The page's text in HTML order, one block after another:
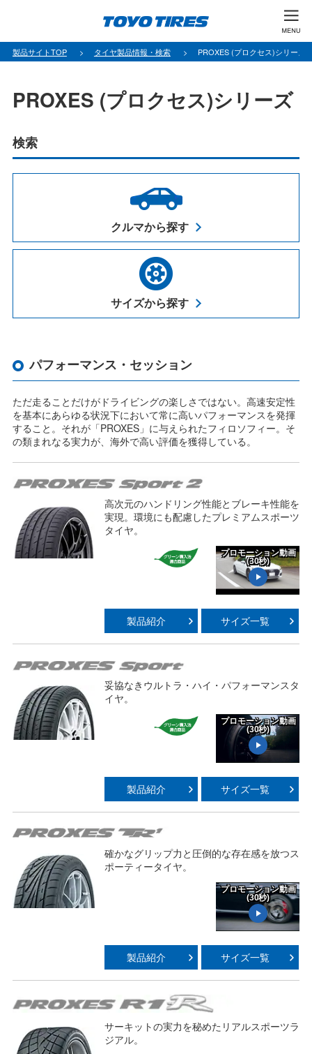
製品サイトTOP タイヤ製品情報・検索 PROXES (プロクセス)シリーズ
PROXES (プロクセス)シリーズ
検索
クルマから探す
サイズから探す
パフォーマンス・セッション
ただ走ることだけがドライビングの楽しさではない。高速安定性
を基本にあらゆる状況下において常に高いパフォーマンスを発揮
すること。それが「PROXES」に与えられたフィロソフィー。そ
の類まれなる実力が、海外で高い評価を獲得している。
高次元のハンドリング性能とブレーキ性能を
実現。環境にも配慮したプレミアムスポーツ
タイヤ。
Play
プロモーション動画
(30秒)
製品紹介 サイズ一覧
妥協なきウルトラ・ハイ・パフォーマンスタ
イヤ。
Play
Video
プロモーション動画
(30秒)
製品紹介 サイズ一覧
確かなグリップ力と圧倒的な存在感を放つス
ポーティータイヤ。
Play
プロモーション動画
(30秒)
製品紹介 サイズ一覧
サーキットの実力を秘めたリアルスポーツラ
ジアル。